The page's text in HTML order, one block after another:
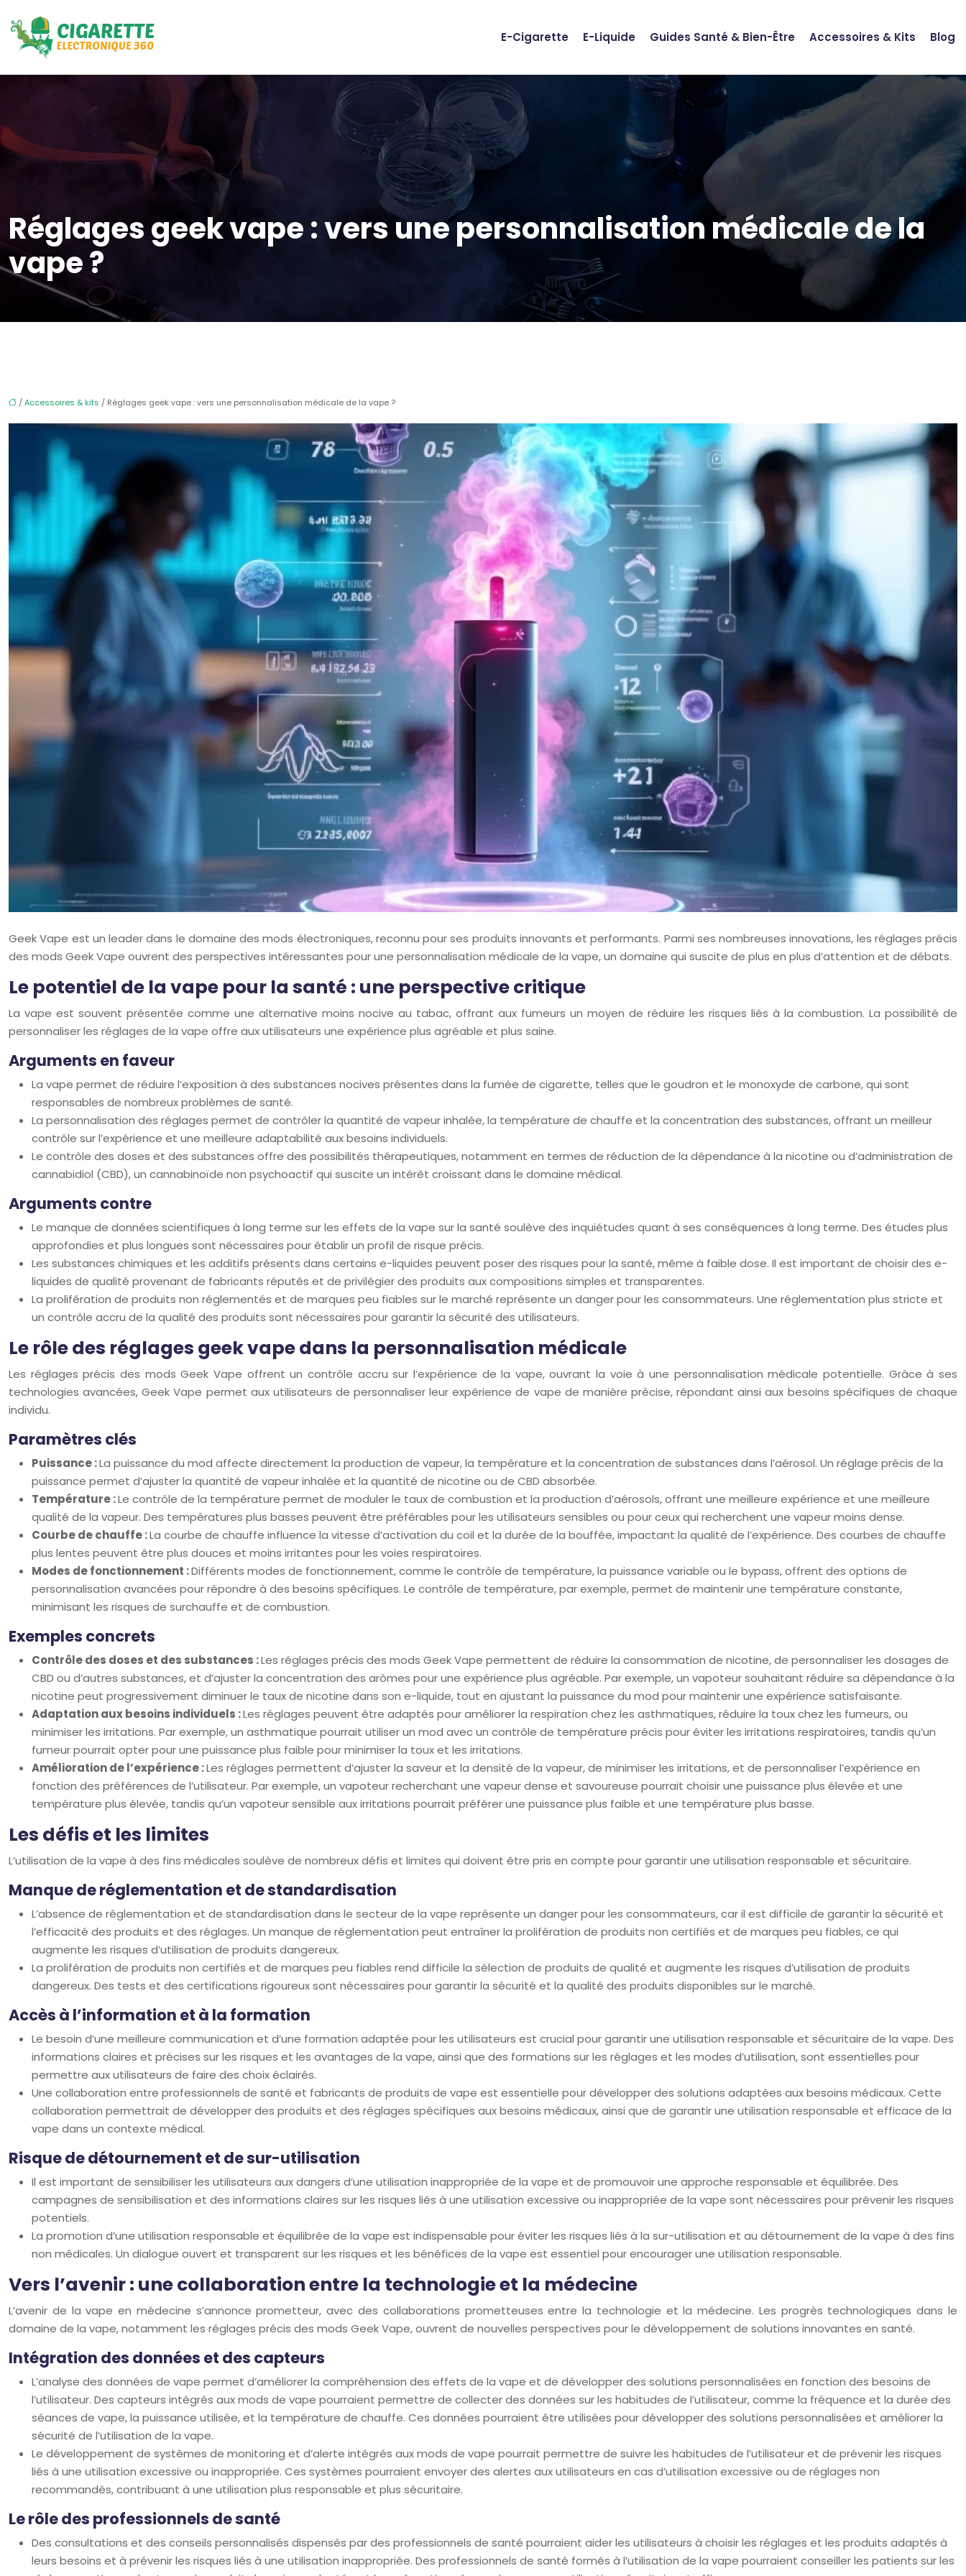
E-Cigarette E-Liquide Guides Santé & Bien-Être Accessoires & Kits Blog
Réglages geek vape : vers une personnalisation médicale de la
vape ?
/Accessoires & kits / Réglages geek vape : vers une personnalisation médicale de la vape ?
Geek Vape est un leader dans le domaine des mods électroniques, reconnu pour ses produits innovants et performants. Parmi ses nombreuses innovations, les réglages précis
des mods Geek Vape ouvrent des perspectives intéressantes pour une personnalisation médicale de la vape, un domaine qui suscite de plus en plus d’attention et de débats.
Le potentiel de la vape pour la santé : une perspective critique
La vape est souvent présentée comme une alternative moins nocive au tabac, offrant aux fumeurs un moyen de réduire les risques liés à la combustion. La possibilité de
personnaliser les réglages de la vape offre aux utilisateurs une expérience plus agréable et plus saine.
Arguments en faveur
La vape permet de réduire l’exposition à des substances nocives présentes dans la fumée de cigarette, telles que le goudron et le monoxyde de carbone, qui sont
responsables de nombreux problèmes de santé.
La personnalisation des réglages permet de contrôler la quantité de vapeur inhalée, la température de chauffe et la concentration des substances, offrant un meilleur
contrôle sur l’expérience et une meilleure adaptabilité aux besoins individuels.
Le contrôle des doses et des substances offre des possibilités thérapeutiques, notamment en termes de réduction de la dépendance à la nicotine ou d’administration de
cannabidiol (CBD), un cannabinoïde non psychoactif qui suscite un intérêt croissant dans le domaine médical.
Arguments contre
Le manque de données scientifiques à long terme sur les effets de la vape sur la santé soulève des inquiétudes quant à ses conséquences à long terme. Des études plus
approfondies et plus longues sont nécessaires pour établir un profil de risque précis.
Les substances chimiques et les additifs présents dans certains e-liquides peuvent poser des risques pour la santé, même à faible dose. Il est important de choisir des e-
liquides de qualité provenant de fabricants réputés et de privilégier des produits aux compositions simples et transparentes.
La prolifération de produits non réglementés et de marques peu fiables sur le marché représente un danger pour les consommateurs. Une réglementation plus stricte et
un contrôle accru de la qualité des produits sont nécessaires pour garantir la sécurité des utilisateurs.
Le rôle des réglages geek vape dans la personnalisation médicale
Les réglages précis des mods Geek Vape offrent un contrôle accru sur l’expérience de la vape, ouvrant la voie à une personnalisation médicale potentielle. Grâce à ses
technologies avancées, Geek Vape permet aux utilisateurs de personnaliser leur expérience de vape de manière précise, répondant ainsi aux besoins spécifiques de chaque
individu.
Paramètres clés
Puissance :La puissance du mod affecte directement la production de vapeur, la température et la concentration de substances dans l’aérosol. Un réglage précis de la
puissance permet d’ajuster la quantité de vapeur inhalée et la quantité de nicotine ou de CBD absorbée.
Température :Le contrôle de la température permet de moduler le taux de combustion et la production d’aérosols, offrant une meilleure expérience et une meilleure
qualité de la vapeur. Des températures plus basses peuvent être préférables pour les utilisateurs sensibles ou pour ceux qui recherchent une vapeur moins dense.
Courbe de chauffe :La courbe de chauffe influence la vitesse d’activation du coil et la durée de la bouffée, impactant la qualité de l’expérience. Des courbes de chauffe
plus lentes peuvent être plus douces et moins irritantes pour les voies respiratoires.
Modes de fonctionnement :Différents modes de fonctionnement, comme le contrôle de température, la puissance variable ou le bypass, offrent des options de
personnalisation avancées pour répondre à des besoins spécifiques. Le contrôle de température, par exemple, permet de maintenir une température constante,
minimisant les risques de surchauffe et de combustion.
Exemples concrets
Contrôle des doses et des substances :Les réglages précis des mods Geek Vape permettent de réduire la consommation de nicotine, de personnaliser les dosages de
CBD ou d’autres substances, et d’ajuster la concentration des arômes pour une expérience plus agréable. Par exemple, un vapoteur souhaitant réduire sa dépendance à la
nicotine peut progressivement diminuer le taux de nicotine dans son e-liquide, tout en ajustant la puissance du mod pour maintenir une expérience satisfaisante.
Adaptation aux besoins individuels :Les réglages peuvent être adaptés pour améliorer la respiration chez les asthmatiques, réduire la toux chez les fumeurs, ou
minimiser les irritations. Par exemple, un asthmatique pourrait utiliser un mod avec un contrôle de température précis pour éviter les irritations respiratoires, tandis qu’un
fumeur pourrait opter pour une puissance plus faible pour minimiser la toux et les irritations.
Amélioration de l’expérience :Les réglages permettent d’ajuster la saveur et la densité de la vapeur, de minimiser les irritations, et de personnaliser l’expérience en
fonction des préférences de l’utilisateur. Par exemple, un vapoteur recherchant une vapeur dense et savoureuse pourrait choisir une puissance plus élevée et une
température plus élevée, tandis qu’un vapoteur sensible aux irritations pourrait préférer une puissance plus faible et une température plus basse.
Les défis et les limites
L’utilisation de la vape à des fins médicales soulève de nombreux défis et limites qui doivent être pris en compte pour garantir une utilisation responsable et sécuritaire.
Manque de réglementation et de standardisation
L’absence de réglementation et de standardisation dans le secteur de la vape représente un danger pour les consommateurs, car il est difficile de garantir la sécurité et
l’efficacité des produits et des réglages. Un manque de réglementation peut entraîner la prolifération de produits non certifiés et de marques peu fiables, ce qui
augmente les risques d’utilisation de produits dangereux.
La prolifération de produits non certifiés et de marques peu fiables rend difficile la sélection de produits de qualité et augmente les risques d’utilisation de produits
dangereux. Des tests et des certifications rigoureux sont nécessaires pour garantir la sécurité et la qualité des produits disponibles sur le marché.
Accès à l’information et à la formation
Le besoin d’une meilleure communication et d’une formation adaptée pour les utilisateurs est crucial pour garantir une utilisation responsable et sécuritaire de la vape. Des
informations claires et précises sur les risques et les avantages de la vape, ainsi que des formations sur les réglages et les modes d’utilisation, sont essentielles pour
permettre aux utilisateurs de faire des choix éclairés.
Une collaboration entre professionnels de santé et fabricants de produits de vape est essentielle pour développer des solutions adaptées aux besoins médicaux. Cette
collaboration permettrait de développer des produits et des réglages spécifiques aux besoins médicaux, ainsi que de garantir une utilisation responsable et efficace de la
vape dans un contexte médical.
Risque de détournement et de sur-utilisation
Il est important de sensibiliser les utilisateurs aux dangers d’une utilisation inappropriée de la vape et de promouvoir une approche responsable et équilibrée. Des
campagnes de sensibilisation et des informations claires sur les risques liés à une utilisation excessive ou inappropriée de la vape sont nécessaires pour prévenir les risques
potentiels.
La promotion d’une utilisation responsable et équilibrée de la vape est indispensable pour éviter les risques liés à la sur-utilisation et au détournement de la vape à des fins
non médicales. Un dialogue ouvert et transparent sur les risques et les bénéfices de la vape est essentiel pour encourager une utilisation responsable.
Vers l’avenir : une collaboration entre la technologie et la médecine
L’avenir de la vape en médecine s’annonce prometteur, avec des collaborations prometteuses entre la technologie et la médecine. Les progrès technologiques dans le
domaine de la vape, notamment les réglages précis des mods Geek Vape, ouvrent de nouvelles perspectives pour le développement de solutions innovantes en santé.
Intégration des données et des capteurs
L’analyse des données de vape permet d’améliorer la compréhension des effets de la vape et de développer des solutions personnalisées en fonction des besoins de
l’utilisateur. Des capteurs intégrés aux mods de vape pourraient permettre de collecter des données sur les habitudes de l’utilisateur, comme la fréquence et la durée des
séances de vape, la puissance utilisée, et la température de chauffe. Ces données pourraient être utilisées pour développer des solutions personnalisées et améliorer la
sécurité de l’utilisation de la vape.
Le développement de systèmes de monitoring et d’alerte intégrés aux mods de vape pourrait permettre de suivre les habitudes de l’utilisateur et de prévenir les risques
liés à une utilisation excessive ou inappropriée. Ces systèmes pourraient envoyer des alertes aux utilisateurs en cas d’utilisation excessive ou de réglages non
recommandés, contribuant à une utilisation plus responsable et plus sécuritaire.
Le rôle des professionnels de santé
Des consultations et des conseils personnalisés dispensés par des professionnels de santé pourraient aider les utilisateurs à choisir les réglages et les produits adaptés à
leurs besoins et à prévenir les risques liés à une utilisation inappropriée. Des professionnels de santé formés à l’utilisation de la vape pourraient conseiller les patients sur les